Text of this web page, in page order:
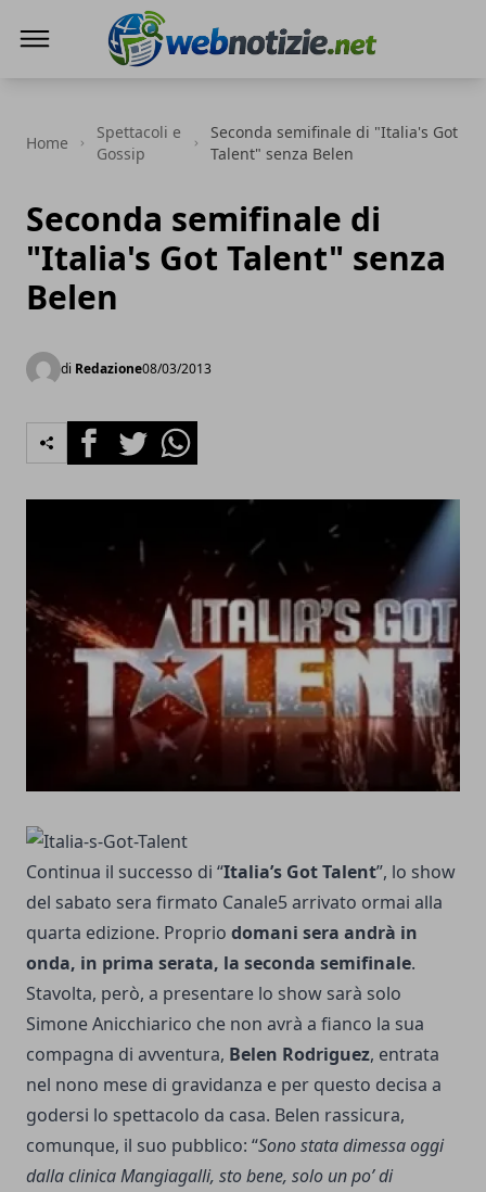
Home
Spettacoli e
Gossip
Seconda semifinale di "Italia's Got
Talent" senza Belen
Seconda semifinale di
"Italia's Got Talent" senza
Belen
di Redazione08/03/2013
FacebookTwitterWhatsapp
Continua il successo di “Italia’s Got Talent”, lo show
del sabato sera firmato Canale5 arrivato ormai alla
quarta edizione. Proprio domani sera andrà in
onda, in prima serata, la seconda semifinale.
Stavolta, però, a presentare lo show sarà solo
Simone Anicchiarico che non avrà a fianco la sua
compagna di avventura, Belen Rodriguez, entrata
nel nono mese di gravidanza e per questo decisa a
godersi lo spettacolo da casa. Belen rassicura,
comunque, il suo pubblico: “Sono stata dimessa oggi
dalla clinica Mangiagalli, sto bene, solo un po’ di